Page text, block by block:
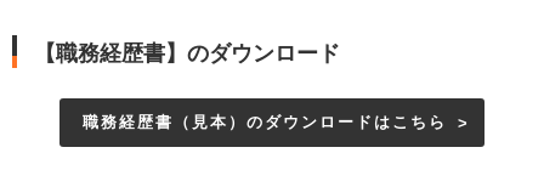
【職務経歴書】のダウンロード
職務経歴書（見本）のダウンロードはこちら